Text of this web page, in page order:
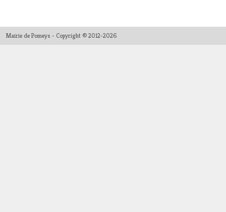
Mairie de Pomeys - Copyright © 2012-2026